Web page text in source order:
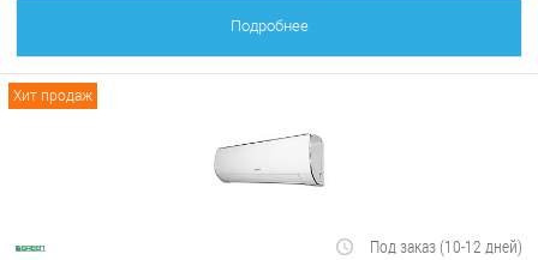
Подробнее
Хит продаж
Под заказ (10-12 дней)